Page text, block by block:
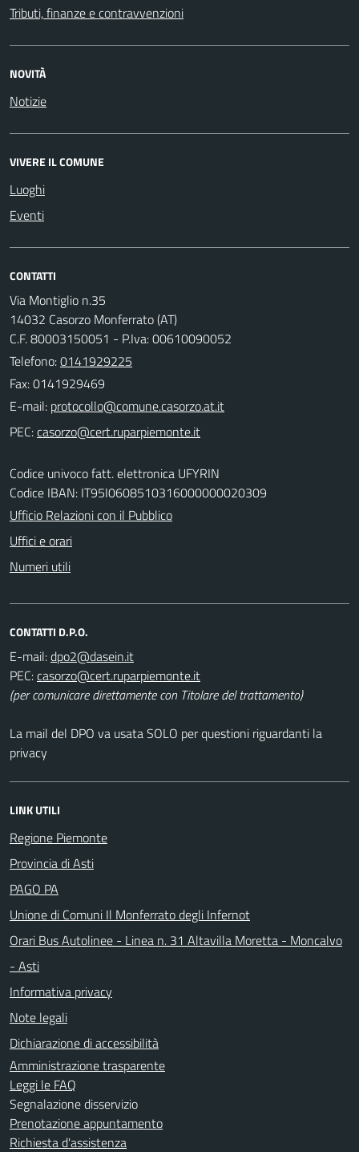
Tributi, finanze e contravvenzioni
NOVITÀ
Notizie
VIVERE IL COMUNE
Luoghi
Eventi
CONTATTI
Via Montiglio n.35
14032 Casorzo Monferrato (AT)
C.F. 80003150051 - P.Iva: 00610090052
Telefono:0141929225
Fax: 0141929469
E-mail:
PEC:
Codice univoco fatt. elettronica UFYRIN
Codice IBAN: IT95I0608510316000000020309
Ufficio Relazioni con il Pubblico
Uffici e orari
Numeri utili
CONTATTI D.P.O.
E-mail:
PEC:
(per comunicare direttamente con Titolare del trattamento)
La mail del DPO va usata SOLO per questioni riguardanti la
privacy
LINK UTILI
Regione Piemonte
Provincia di Asti
PAGO PA
Unione di Comuni Il Monferrato degli Infernot
Orari Bus Autolinee - Linea n. 31 Altavilla Moretta - Moncalvo
- Asti
Informativa privacy
Note legali
Dichiarazione di accessibilità
Amministrazione trasparente
Leggi le FAQ
Segnalazione disservizio
Prenotazione appuntamento
Richiesta d'assistenza